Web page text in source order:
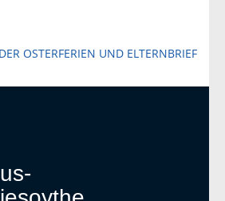
OSTERFERIEN UND ELTERNBRIEF